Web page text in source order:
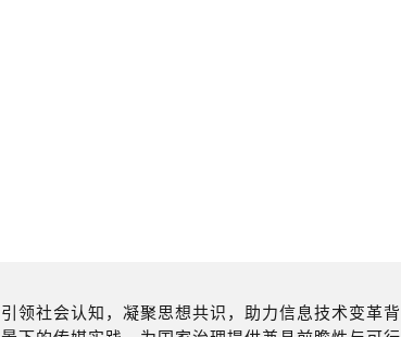
引领社会认知，凝聚思想共识，助力信息技术变革背